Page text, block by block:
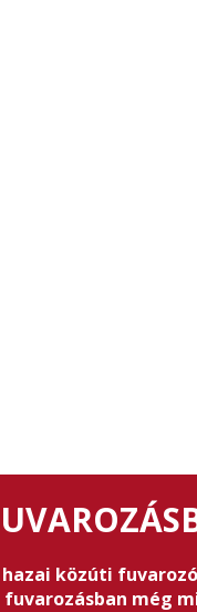
közúti
még